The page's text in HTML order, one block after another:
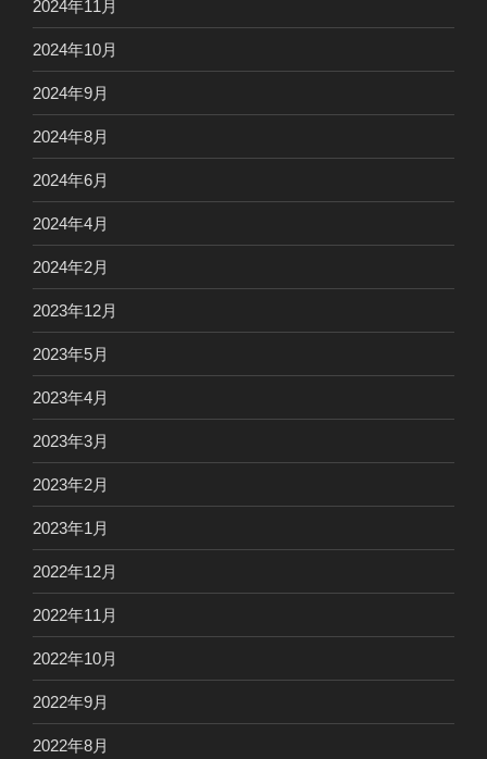
2024年11月
2024年10月
2024年9月
2024年8月
2024年6月
2024年4月
2024年2月
2023年12月
2023年5月
2023年4月
2023年3月
2023年2月
2023年1月
2022年12月
2022年11月
2022年10月
2022年9月
2022年8月